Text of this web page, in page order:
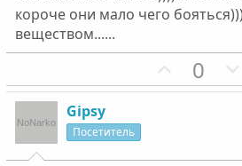
короче они мало чего
веществом......
П
о
т
0
Gipsy
Посетитель